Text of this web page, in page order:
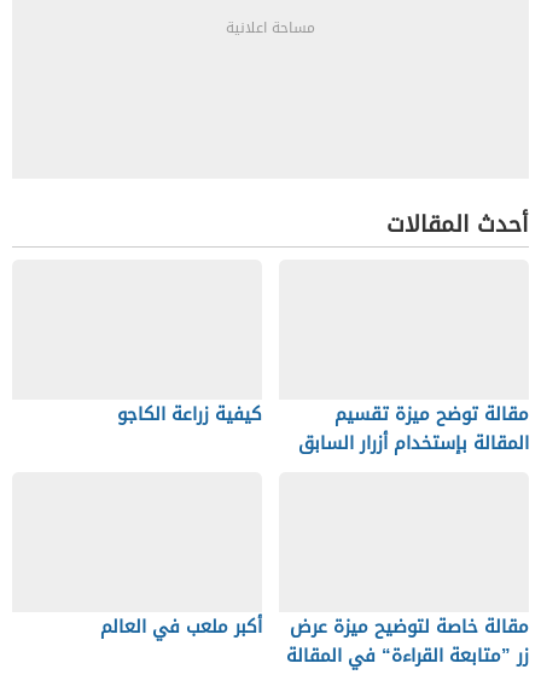
مساحة اعلانية
أحدث المقالات
مقالة توضح ميزة تقسيم
المقالة بإستخدام أزرار السابق
كيفية زراعة الكاجو
مقالة خاصة لتوضيح ميزة عرض
زر ”متابعة القراءة“ في المقالة
أكبر ملعب في العالم